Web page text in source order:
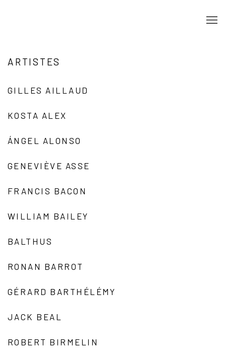
ARTISTES
GILLES AILLAUD
KOSTA ALEX
ÁNGEL ALONSO
GENEVIÈVE ASSE
FRANCIS BACON
WILLIAM BAILEY
BALTHUS
RONAN BARROT
GÉRARD BARTHÉLÉMY
JACK BEAL
ROBERT BIRMELIN